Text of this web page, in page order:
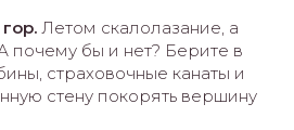
Летом скалолазание, а
почему бы и нет? Берите в
страховочные канаты и
стену покорять вершину